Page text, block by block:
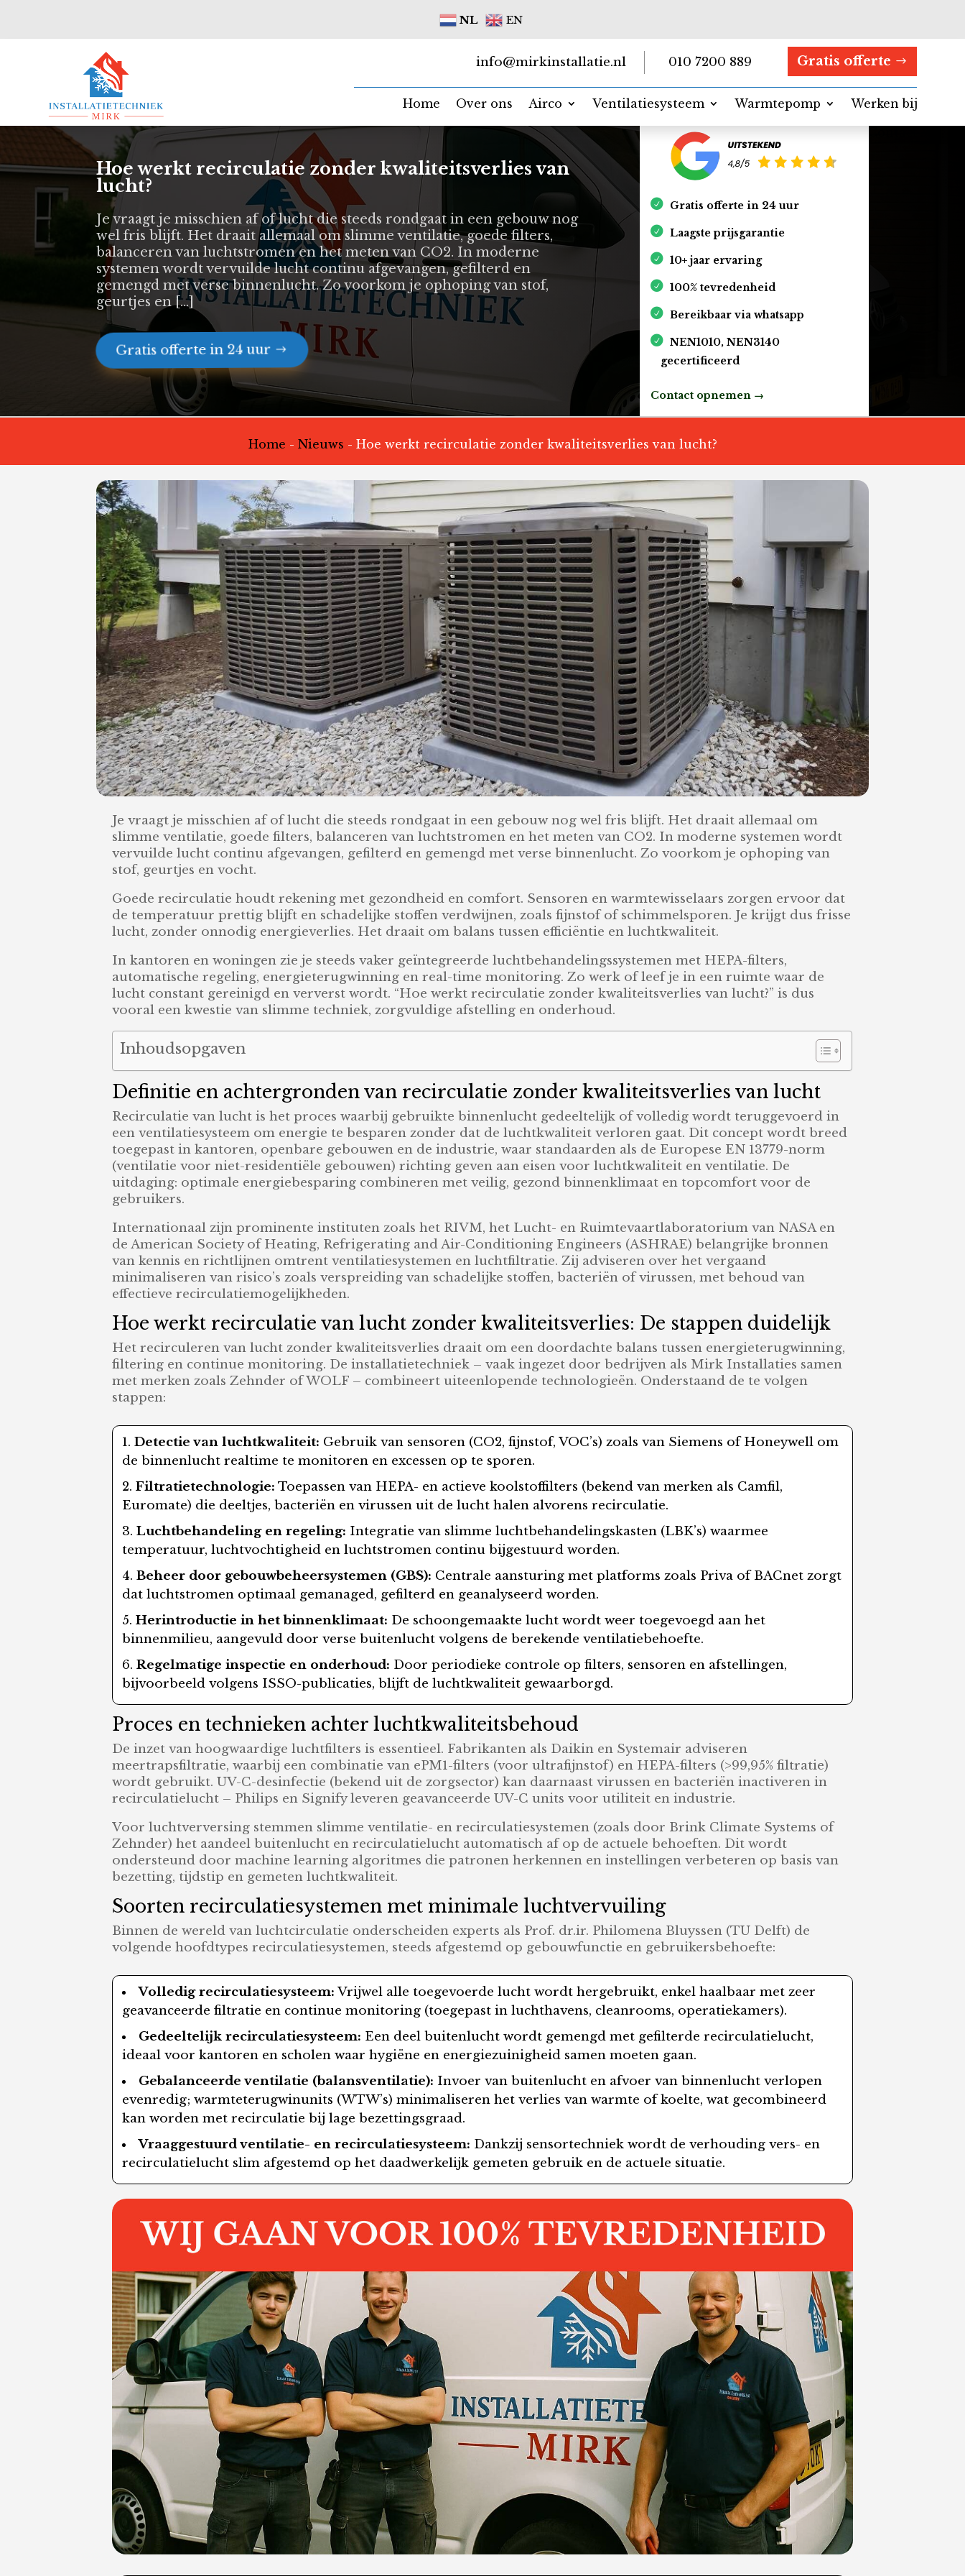
NL EN
Gratis offerte
010 7200 889
info@mirkinstallatie.nl
Home Over ons Airco Ventilatiesysteem Warmtepomp
Werken bij
Hoe werkt recirculatie zonder kwaliteitsverlies van
lucht?
Je vraagt je misschien af of lucht die steeds rondgaat in een gebouw nog
wel fris blijft. Het draait allemaal om slimme ventilatie, goede filters,
balanceren van luchtstromen en het meten van CO2. In moderne
systemen wordt vervuilde lucht continu afgevangen, gefilterd en
gemengd met verse binnenlucht. Zo voorkom je ophoping van stof,
geurtjes en […]
Gratis offerte in 24 uur
Gratis offerte in 24 uur
Laagste prijsgarantie
10+ jaar ervaring
100% tevredenheid
Bereikbaar via whatsapp
NEN1010, NEN3140
gecertificeerd
Contact opnemen →
Home - Nieuws - Hoe werkt recirculatie zonder kwaliteitsverlies van lucht?
Je vraagt je misschien af of lucht die steeds rondgaat in een gebouw nog wel fris blijft. Het draait allemaal om
slimme ventilatie, goede filters, balanceren van luchtstromen en het meten van CO2. In moderne systemen wordt
vervuilde lucht continu afgevangen, gefilterd en gemengd met verse binnenlucht. Zo voorkom je ophoping van
stof, geurtjes en vocht.
Goede recirculatie houdt rekening met gezondheid en comfort. Sensoren en warmtewisselaars zorgen ervoor dat
de temperatuur prettig blijft en schadelijke stoffen verdwijnen, zoals fijnstof of schimmelsporen. Je krijgt dus frisse
lucht, zonder onnodig energieverlies. Het draait om balans tussen efficiëntie en luchtkwaliteit.
In kantoren en woningen zie je steeds vaker geïntegreerde luchtbehandelingssystemen met HEPA-filters,
automatische regeling, energieterugwinning en real-time monitoring. Zo werk of leef je in een ruimte waar de
lucht constant gereinigd en ververst wordt. “Hoe werkt recirculatie zonder kwaliteitsverlies van lucht?” is dus
vooral een kwestie van slimme techniek, zorgvuldige afstelling en onderhoud.
Inhoudsopgaven
Definitie en achtergronden van recirculatie zonder kwaliteitsverlies van lucht
Recirculatie van lucht is het proces waarbij gebruikte binnenlucht gedeeltelijk of volledig wordt teruggevoerd in
een ventilatiesysteem om energie te besparen zonder dat de luchtkwaliteit verloren gaat. Dit concept wordt breed
toegepast in kantoren, openbare gebouwen en de industrie, waar standaarden als de Europese EN 13779-norm
(ventilatie voor niet-residentiële gebouwen) richting geven aan eisen voor luchtkwaliteit en ventilatie. De
uitdaging: optimale energiebesparing combineren met veilig, gezond binnenklimaat en topcomfort voor de
gebruikers.
Internationaal zijn prominente instituten zoals het RIVM, het Lucht- en Ruimtevaartlaboratorium van NASA en
de American Society of Heating, Refrigerating and Air-Conditioning Engineers (ASHRAE) belangrijke bronnen
van kennis en richtlijnen omtrent ventilatiesystemen en luchtfiltratie. Zij adviseren over het vergaand
minimaliseren van risico’s zoals verspreiding van schadelijke stoffen, bacteriën of virussen, met behoud van
effectieve recirculatiemogelijkheden.
Hoe werkt recirculatie van lucht zonder kwaliteitsverlies: De stappen duidelijk
Het recirculeren van lucht zonder kwaliteitsverlies draait om een doordachte balans tussen energieterugwinning,
filtering en continue monitoring. De installatietechniek – vaak ingezet door bedrijven als Mirk Installaties samen
met merken zoals Zehnder of WOLF – combineert uiteenlopende technologieën. Onderstaand de te volgen
stappen:
Detectie van luchtkwaliteit: Gebruik van sensoren (CO2, fijnstof, VOC’s) zoals van Siemens of Honeywell om
de binnenlucht realtime te monitoren en excessen op te sporen.
Filtratietechnologie: Toepassen van HEPA- en actieve koolstoffilters (bekend van merken als Camfil,
Euromate) die deeltjes, bacteriën en virussen uit de lucht halen alvorens recirculatie.
Luchtbehandeling en regeling: Integratie van slimme luchtbehandelingskasten (LBK’s) waarmee
temperatuur, luchtvochtigheid en luchtstromen continu bijgestuurd worden.
Beheer door gebouwbeheersystemen (GBS): Centrale aansturing met platforms zoals Priva of BACnet zorgt
dat luchtstromen optimaal gemanaged, gefilterd en geanalyseerd worden.
Herintroductie in het binnenklimaat: De schoongemaakte lucht wordt weer toegevoegd aan het
binnenmilieu, aangevuld door verse buitenlucht volgens de berekende ventilatiebehoefte.
Regelmatige inspectie en onderhoud: Door periodieke controle op filters, sensoren en afstellingen,
bijvoorbeeld volgens ISSO-publicaties, blijft de luchtkwaliteit gewaarborgd.
Proces en technieken achter luchtkwaliteitsbehoud
De inzet van hoogwaardige luchtfilters is essentieel. Fabrikanten als Daikin en Systemair adviseren
meertrapsfiltratie, waarbij een combinatie van ePM1-filters (voor ultrafijnstof) en HEPA-filters (>99,95% filtratie)
wordt gebruikt. UV-C-desinfectie (bekend uit de zorgsector) kan daarnaast virussen en bacteriën inactiveren in
recirculatielucht – Philips en Signify leveren geavanceerde UV-C units voor utiliteit en industrie.
Voor luchtverversing stemmen slimme ventilatie- en recirculatiesystemen (zoals door Brink Climate Systems of
Zehnder) het aandeel buitenlucht en recirculatielucht automatisch af op de actuele behoeften. Dit wordt
ondersteund door machine learning algoritmes die patronen herkennen en instellingen verbeteren op basis van
bezetting, tijdstip en gemeten luchtkwaliteit.
Soorten recirculatiesystemen met minimale luchtvervuiling
Binnen de wereld van luchtcirculatie onderscheiden experts als Prof. dr.ir. Philomena Bluyssen (TU Delft) de
volgende hoofdtypes recirculatiesystemen, steeds afgestemd op gebouwfunctie en gebruikersbehoefte:
Volledig recirculatiesysteem: Vrijwel alle toegevoerde lucht wordt hergebruikt, enkel haalbaar met zeer
geavanceerde filtratie en continue monitoring (toegepast in luchthavens, cleanrooms, operatiekamers).
Gedeeltelijk recirculatiesysteem: Een deel buitenlucht wordt gemengd met gefilterde recirculatielucht,
ideaal voor kantoren en scholen waar hygiëne en energiezuinigheid samen moeten gaan.
Gebalanceerde ventilatie (balansventilatie): Invoer van buitenlucht en afvoer van binnenlucht verlopen
evenredig; warmteterugwinunits (WTW’s) minimaliseren het verlies van warmte of koelte, wat gecombineerd
kan worden met recirculatie bij lage bezettingsgraad.
Vraaggestuurd ventilatie- en recirculatiesysteem: Dankzij sensortechniek wordt de verhouding vers- en
recirculatielucht slim afgestemd op het daadwerkelijk gemeten gebruik en de actuele situatie.